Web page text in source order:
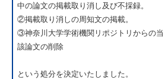
中の論文の掲載取り消し及び不採録。
②掲載取り消しの周知文の掲載。
③神奈川大学学術機関リポジトリからの当
該論文の削除
という処分を決定いたしました。